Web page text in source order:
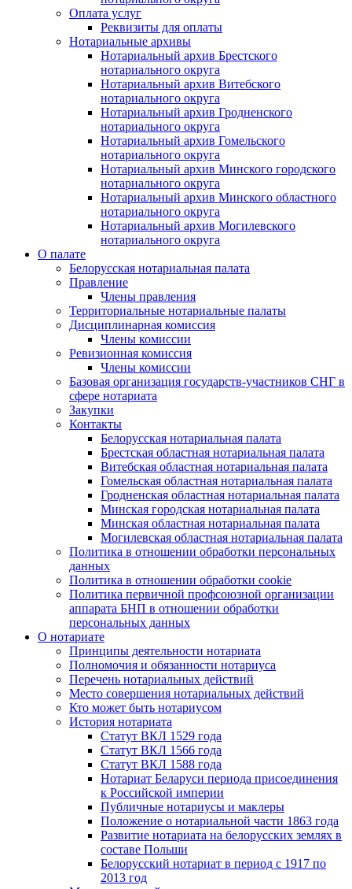
Оплата услуг
Реквизиты для оплаты
Нотариальные архивы
Нотариальный архив Брестского
нотариального округа
Нотариальный архив Витебского
нотариального округа
Нотариальный архив Гродненского
нотариального округа
Нотариальный архив Гомельского
нотариального округа
Нотариальный архив Минского городского
нотариального округа
Нотариальный архив Минского областного
нотариального округа
Нотариальный архив Могилевского
нотариального округа
О палате
Белорусская нотариальная палата
Правление
Члены правления
Территориальные нотариальные палаты
Дисциплинарная комиссия
Члены комиссии
Ревизионная комиссия
Члены комиссии
Базовая организация государств-участников СНГ в
сфере нотариата
Закупки
Контакты
Белорусская нотариальная палата
Брестская областная нотариальная палата
Витебская областная нотариальная палата
Гомельская областная нотариальная палата
Гродненская областная нотариальная палата
Минская городская нотариальная палата
Минская областная нотариальная палата
Могилевская областная нотариальная палата
Политика в отношении обработки персональных
данных
Политика в отношении обработки cookie
Политика первичной профсоюзной организации
аппарата БНП в отношении обработки
персональных данных
О нотариате
Принципы деятельности нотариата
Полномочия и обязанности нотариуса
Перечень нотариальных действий
Место совершения нотариальных действий
Кто может быть нотариусом
История нотариата
Статут ВКЛ 1529 года
Статут ВКЛ 1566 года
Статут ВКЛ 1588 года
Нотариат Беларуси периода присоединения
к Российской империи
Публичные нотариусы и маклеры
Положение о нотариальной части 1863 года
Развитие нотариата на белорусских землях в
составе Польши
Белорусский нотариат в период с 1917 по
2013 год